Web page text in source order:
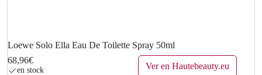
Loewe Solo Ella Eau De Toilette Spray 50ml
68,96€
en stock Ver en Hautebeauty.eu